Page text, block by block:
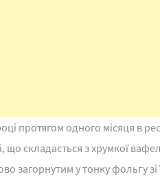
протягом одного місяця в
що складається з хрумкої
загорнутим у тонку фольгу